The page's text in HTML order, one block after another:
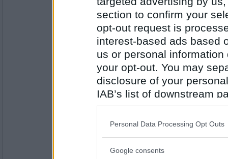
section to confirm your
opt-out request is
interest-based ads based
us or personal
your opt-out. You may
disclosure of your
IAB’s list of downstream
also be disclosed by us
Downstream Participants
Please note that this
Personal Data Processing Opt Outs
Google consents
Antall innlegg:
2947
Cygnus
Antall innlegg:
44845
Cairns